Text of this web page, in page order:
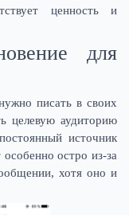
ценность и
для
писать в своих
целевую аудиторию
источник
остро из-за
хотя оно и